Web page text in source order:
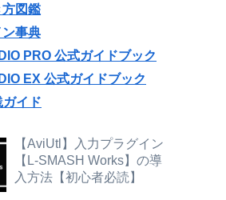
図鑑
事典
PRO 公式ガイドブック
EX 公式ガイドブック
イド
【AviUtl】入力プラグイン
【L-SMASH Works】の導
入方法【初心者必読】